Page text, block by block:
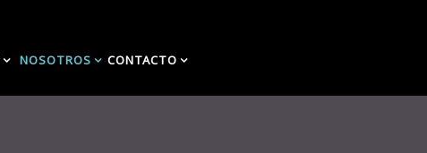
NOSOTROS CONTACTO